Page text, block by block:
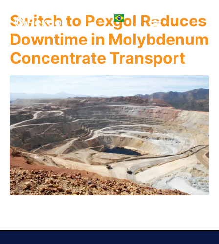
Switch to Pexgol Reduces
Downtime in Molybdenum
Concentrate Transport